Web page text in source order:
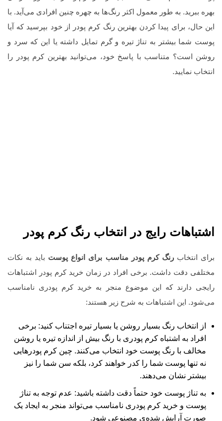
بهره ببرید. به طور معمول اکثر رنگ‌ها به چهره چنین افرادی می‌آید. با
این حال، برای پیدا کردن بهترین رنگ کرم پودر از خود بپرسید که آیا
پوست شما بیشتر به تناژ تیره و گرم تمایل داشته یا این که سرد و
روشن است؟ متناسب با پاسخ خود، می‌توانید بهترین کرم پودر را
انتخاب نمایید.
اشتباهات رایج در انتخاب رنگ کرم ‌پودر
برای انتخابرنگ کرم پودر مناسب برای انواع پوست باید به نکات
مختلفی دقت داشت. برخی افراد در زمان خرید کرم پودر اشتباهات
رایجی دارند که این موضوع منجر به خرید کرم پودری نامناسب
می‌شود. این اشتباهات به شرح زیر هستند:
از انتخاب رنگ بسیار روشن یا بسیار تیره اجتناب کنید: برخی
افراد به اشتباه کرم پودری با رنگ بیش از اندازه تیره یا روشن
مخالف با رنگ پوست خود انتخاب می‌کنند. چین کرم پودرهایی
نه تنها پوست شما را کدر خواهند کرد، بلکه سن شما را نیز
بیشتر نشان می‌دهند.
به تناژ پوست خود حتماً دقت داشته باشید: عدم توجه به تناژ
پوست و خرید کرم پودری نامناسب می‌تواند منجر به ایجاد یک
صورت آرایش شده‌ی مصنوعی شود.